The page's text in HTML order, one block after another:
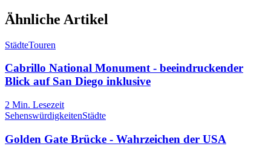
Ähnliche Artikel
StädteTouren
Cabrillo National Monument - beeindruckender
Blick auf San Diego inklusive
2 Min. Lesezeit
SehenswürdigkeitenStädte
Golden Gate Brücke - Wahrzeichen der USA